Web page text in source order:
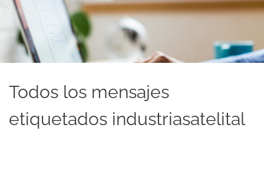
Todos los mensajes
etiquetados industriasatelital